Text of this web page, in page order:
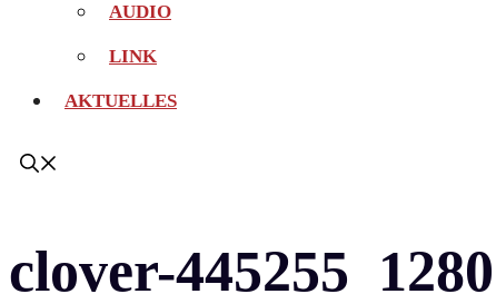
AUDIO
LINK
AKTUELLES
clover-445255_1280